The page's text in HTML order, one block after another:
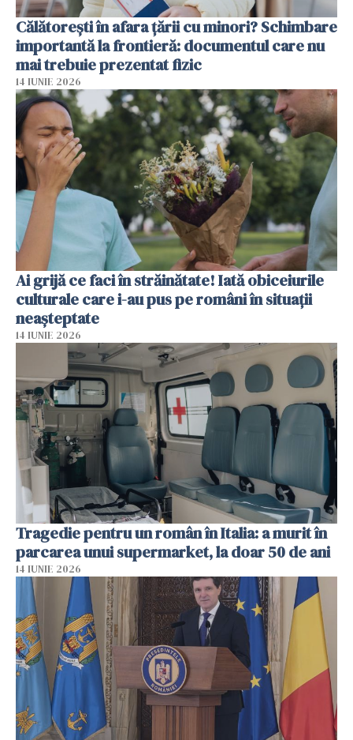
Călătorești în afara țării cu minori? Schimbare
importantă la frontieră: documentul care nu
mai trebuie prezentat fizic
14 IUNIE 2026
Ai grijă ce faci în străinătate! Iată obiceiurile
culturale care i-au pus pe români în situații
neașteptate
14 IUNIE 2026
Tragedie pentru un român în Italia: a murit în
parcarea unui supermarket, la doar 50 de ani
14 IUNIE 2026